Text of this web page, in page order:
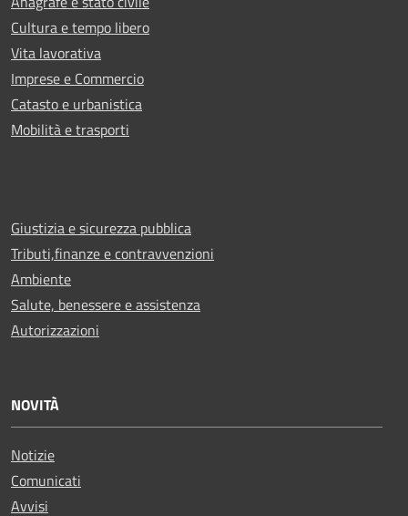
Cultura e tempo libero
Vita lavorativa
Imprese e Commercio
Catasto e urbanistica
Mobilità e trasporti
Giustizia e sicurezza pubblica
Tributi,finanze e contravvenzioni
Ambiente
Salute, benessere e assistenza
Autorizzazioni
NOVITÀ
Notizie
Comunicati
Avvisi